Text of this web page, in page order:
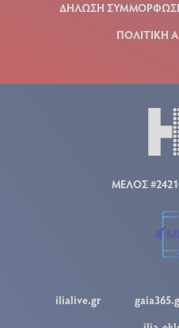
ΔΗΛΩΣΗ
ΠΟΛΙΤΙΚΗ
ΜΕΛΟΣ
ilialive.gr